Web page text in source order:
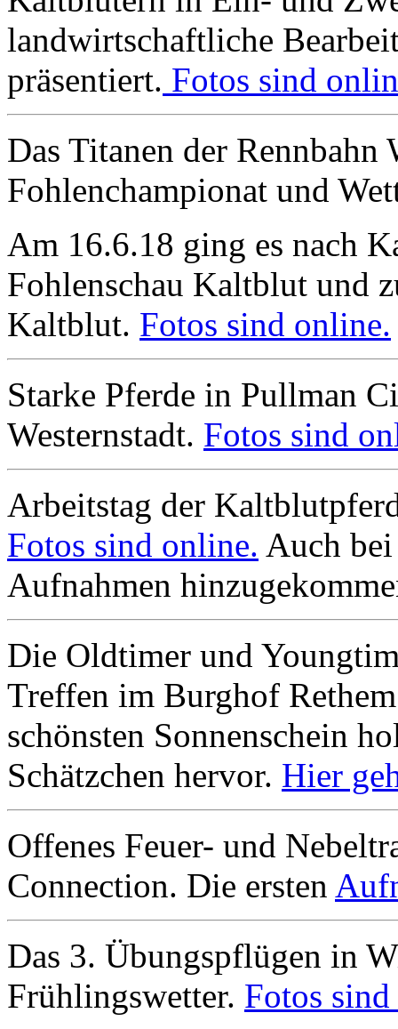
landwirtschaftliche
präsentiert. Fotos sind
Das Titanen der
Fohlenchampionat und
Am 16.6.18 ging es nach
Fohlenschau Kaltblut und
Kaltblut. Fotos sind online.
Starke Pferde in Pullman
Westernstadt. Fotos sind
Arbeitstag der
Fotos sind online. Auch
Aufnahmen
Die Oldtimer und
Treffen im Burghof
schönsten Sonnenschein
Schätzchen hervor. Hier
Offenes Feuer- und
Connection. Die ersten
Das 3. Übungspflügen in
Frühlingswetter. Fotos